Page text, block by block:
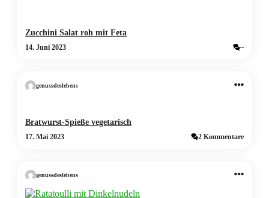
Zucchini Salat roh mit Feta
14. Juni 2023 ~
genussdeslebens
Bratwurst-Spieße vegetarisch
17. Mai 2023 2 Kommentare
genussdeslebens